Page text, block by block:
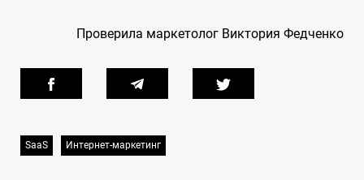
Проверила маркетолог Виктория Федченко
SaaS Интернет-маркетинг